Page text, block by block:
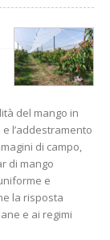
del mango in
l’addestramento
di campo,
di mango
e
la risposta
e ai regimi